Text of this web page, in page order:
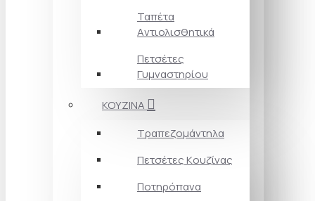
Ταπέτα
Aντιολισθητικά
Πετσέτες
Γυμναστηρίου
ΚΟΥΖΙΝΑ
Τραπεζομάντηλα
Πετσέτες Kουζίνας
Ποτηρόπανα